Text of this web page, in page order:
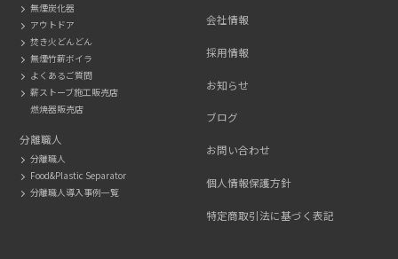
無煙炭化器
アウトドア
焚き火どんどん
無煙竹薪ボイラ
よくあるご質問
薪ストーブ施工販売店
燃焼器販売店
分離職人
分離職人
Food&Plastic Separator
分離職人導入事例一覧
会社情報
採用情報
お知らせ
ブログ
お問い合わせ
個人情報保護方針
特定商取引法に基づく表記